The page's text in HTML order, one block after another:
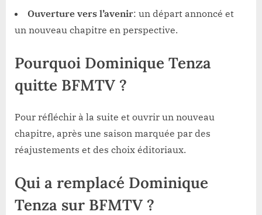
Ouverture vers l’avenir: un départ annoncé et
un nouveau chapitre en perspective.
Pourquoi Dominique Tenza
quitte BFMTV ?
Pour réfléchir à la suite et ouvrir un nouveau
chapitre, après une saison marquée par des
réajustements et des choix éditoriaux.
Qui a remplacé Dominique
Tenza sur BFMTV ?